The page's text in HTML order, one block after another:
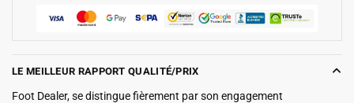
LE MEILLEUR RAPPORT QUALITÉ/PRIX
Foot Dealer, se distingue fièrement par son engagement